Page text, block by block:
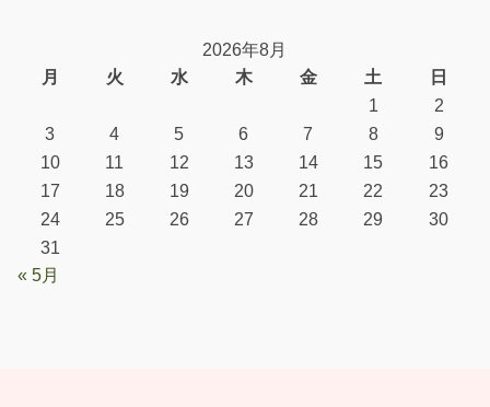
2026年8月
月
火 水 木 金 土
日
1
2
3
4 5 6 7 8
9
10
11 12 13 14 15
16
17
18 19 20 21 22
23
24
25 26 27 28 29
30
31
« 5月